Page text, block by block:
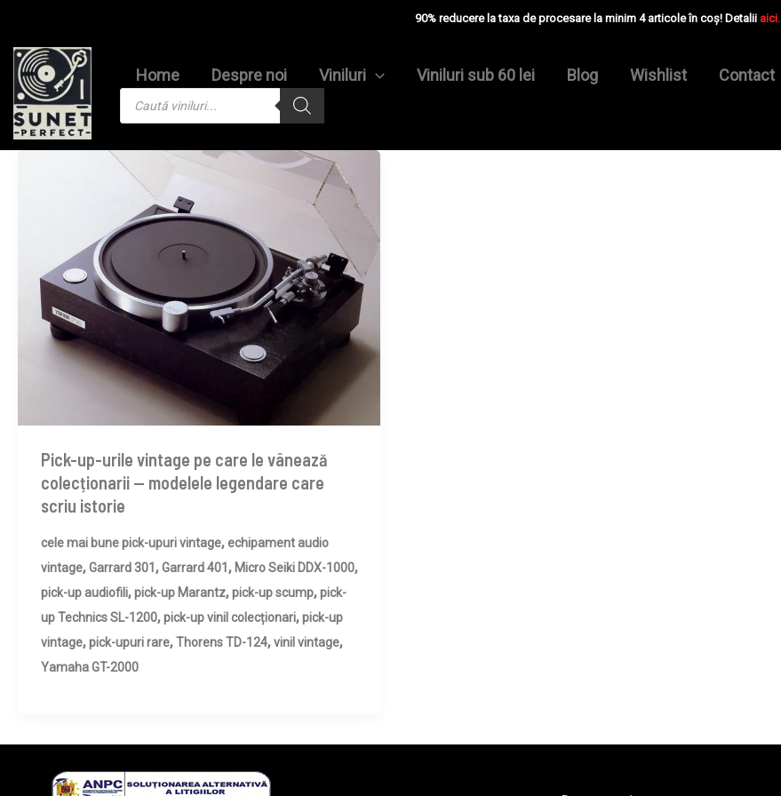
content
90% reducere la taxa de procesare la minim 4 articole în coș! Detalii aici.
Home Despre noi Viniluri Viniluri sub 60 lei Blog Wishlist Contact
search
Pick-up-urile vintage pe care le vânează
colecționarii — modelele legendare care
scriu istorie
cele mai bune pick-upuri vintage,echipament audio
vintage,Garrard 301 ,Garrard 401 , Micro Seiki DDX-1000,
pick-up audiofili,pick-up Marantz,pick-up scump,pick-
up Technics SL-1200,pick-up vinil colecționari,pick-up
vintage,pick-upuri rare,Thorens TD-124,vinil vintage,
Yamaha GT-2000